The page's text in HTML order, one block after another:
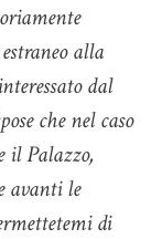
alla
dal
che nel caso
il Palazzo,
avanti le
di